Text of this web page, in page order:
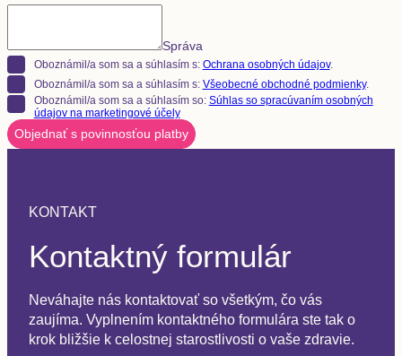
Správa
Oboznámil/a som sa a súhlasím s: Ochrana osobných údajov.
Oboznámil/a som sa a súhlasím s: Všeobecné obchodné podmienky.
Oboznámil/a som sa a súhlasím so: Súhlas so spracúvaním osobných
údajov na marketingové účely
Objednať s povinnosťou platby
KONTAKT
Kontaktný formulár
Neváhajte nás kontaktovať so všetkým, čo vás
zaujíma. Vyplnením kontaktného formulára ste tak o
krok bližšie k celostnej starostlivosti o vaše zdravie.